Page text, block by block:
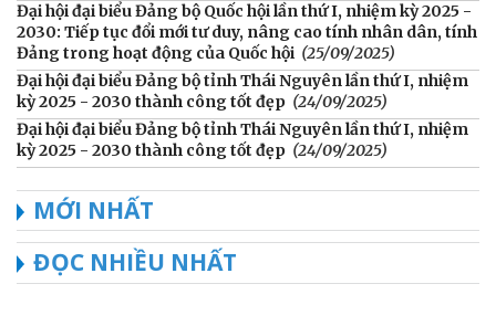
Đại hội đại biểu Đảng bộ Quốc hội lần thứ I, nhiệm kỳ 2025 -
2030: Tiếp tục đổi mới tư duy, nâng cao tính nhân dân, tính
Đảng trong hoạt động của Quốc hội (25/09/2025)
Đại hội đại biểu Đảng bộ tỉnh Thái Nguyên lần thứ I, nhiệm
kỳ 2025 - 2030 thành công tốt đẹp (24/09/2025)
Đại hội đại biểu Đảng bộ tỉnh Thái Nguyên lần thứ I, nhiệm
kỳ 2025 - 2030 thành công tốt đẹp (24/09/2025)
MỚI NHẤT
ĐỌC NHIỀU NHẤT